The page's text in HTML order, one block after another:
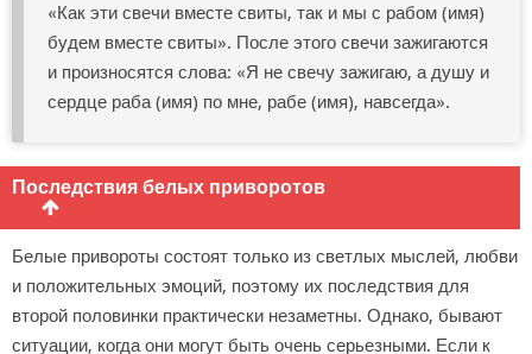
«Как эти свечи вместе свиты, так и мы с рабом (имя)
будем вместе свиты». После этого свечи зажигаются
и произносятся слова: «Я не свечу зажигаю, а душу и
сердце раба (имя) по мне, рабе (имя), навсегда».
Последствия белых приворотов
Белые привороты состоят только из светлых мыслей, любви
и положительных эмоций, поэтому их последствия для
второй половинки практически незаметны. Однако, бывают
ситуации, когда они могут быть очень серьезными. Если к